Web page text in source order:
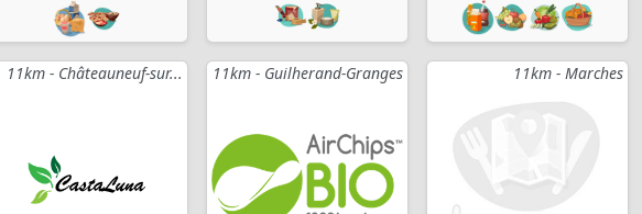
11km - Châteauneuf-sur... 11km - Guilherand-Granges 11km - Marches